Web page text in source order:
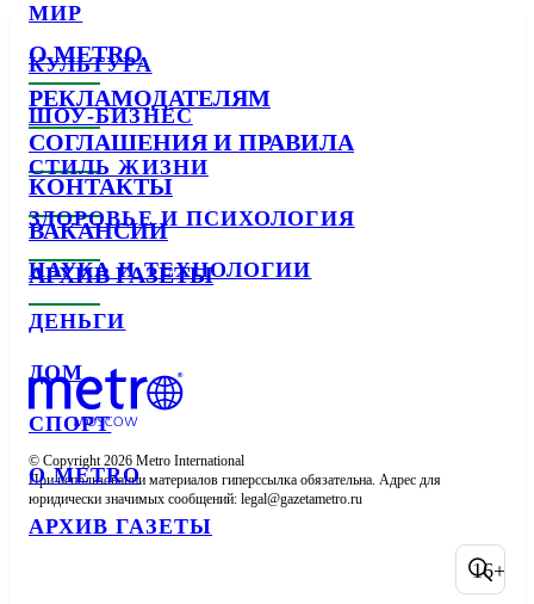
МИР
КУЛЬТУРА
ШОУ-БИЗНЕС
СТИЛЬ ЖИЗНИ
ЗДОРОВЬЕ И ПСИХОЛОГИЯ
НАУКА И ТЕХНОЛОГИИ
ДЕНЬГИ
ДОМ
СПОРТ
О METRO
АРХИВ ГАЗЕТЫ
О METRO
РЕКЛАМОДАТЕЛЯМ
СОГЛАШЕНИЯ И ПРАВИЛА
КОНТАКТЫ
ВАКАНСИИ
АРХИВ ГАЗЕТЫ
© Copyright 2026 Metro International
При использовании материалов гиперссылка обязательна. Адрес для
юридически значимых сообщений:
16+